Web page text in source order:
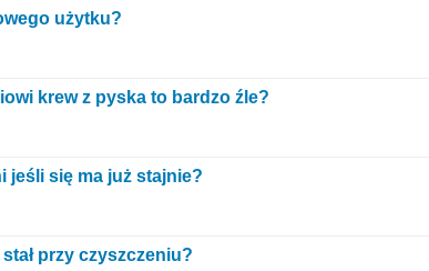
użytku?
krew z pyska to bardzo źle?
jeśli się ma już stajnie?
przy czyszczeniu?